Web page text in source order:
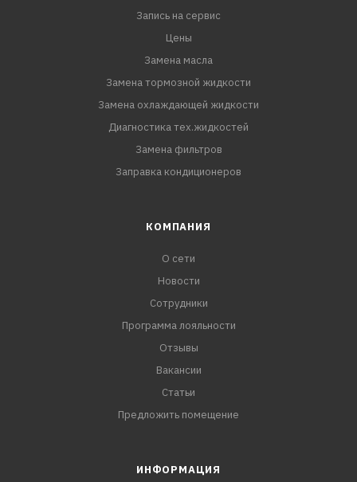
Запись на сервис
Цены
Замена масла
Замена тормозной жидкости
Замена охлаждающей жидкости
Диагностика тех.жидкостей
Замена фильтров
Заправка кондиционеров
КОМПАНИЯ
О сети
Новости
Сотрудники
Программа лояльности
Отзывы
Вакансии
Статьи
Предложить помещение
ИНФОРМАЦИЯ